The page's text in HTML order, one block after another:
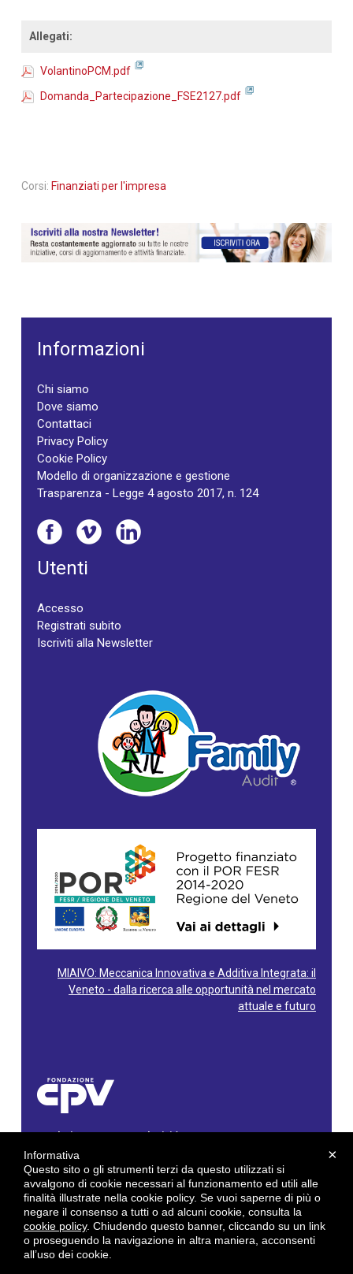
Allegati:
VolantinoPCM.pdf
Domanda_Partecipazione_FSE2127.pdf
Corsi: Finanziati per l'impresa
Informazioni
Chi siamo
Dove siamo
Contattaci
Privacy Policy
Cookie Policy
Modello di organizzazione e gestione
Trasparenza - Legge 4 agosto 2017, n. 124
Utenti
Accesso
Registrati subito
Iscriviti alla Newsletter
MIAIVO: Meccanica Innovativa e Additiva Integrata: il
Veneto - dalla ricerca alle opportunità nel mercato
attuale e futuro
Fondazione Centro Produttività Veneto
Via Gioacchino Rossini, 60 - 36100 Vicenza - Italy
Tel. 0444/960500 - Fax 0444/1932220
C.F. e P. IVA: 02429800242
E-mail:info@cpv.org
E-mail certificata PEC:pec.cpv@legalmail.it
byGruppo 4 srl
×
Informativa
Questo sito o gli strumenti terzi da questo utilizzati si
avvalgono di cookie necessari al funzionamento ed utili alle
finalità illustrate nella cookie policy. Se vuoi saperne di più o
negare il consenso a tutti o ad alcuni cookie, consulta la
cookie policy. Chiudendo questo banner, cliccando su un link
o proseguendo la navigazione in altra maniera, acconsenti
all’uso dei cookie.